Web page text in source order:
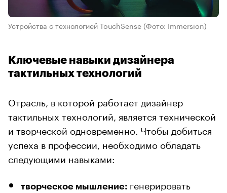
Устройства с технологией TouchSense (Фото: Immersion)
Ключевые навыки дизайнера
тактильных технологий
Отрасль, в которой работает дизайнер
тактильных технологий, является технической
и творческой одновременно. Чтобы добиться
успеха в профессии, необходимо обладать
следующими навыками:
творческое мышление: генерировать